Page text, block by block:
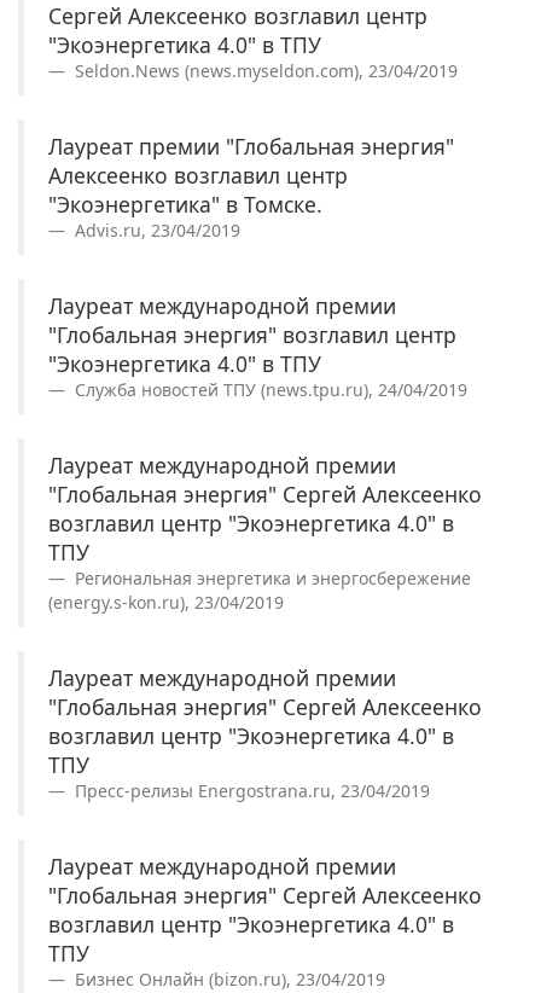
Сергей Алексеенко возглавил центр
"Экоэнергетика 4.0" в ТПУ
Seldon.News (news.myseldon.com), 23/04/2019
Лауреат премии "Глобальная энергия"
Алексеенко возглавил центр
"Экоэнергетика" в Томске.
Advis.ru, 23/04/2019
Лауреат международной премии
"Глобальная энергия" возглавил центр
"Экоэнергетика 4.0" в ТПУ
Служба новостей ТПУ (news.tpu.ru), 24/04/2019
Лауреат международной премии
"Глобальная энергия" Сергей Алексеенко
возглавил центр "Экоэнергетика 4.0" в
ТПУ
Региональная энергетика и энергосбережение
(energy.s-kon.ru), 23/04/2019
Лауреат международной премии
"Глобальная энергия" Сергей Алексеенко
возглавил центр "Экоэнергетика 4.0" в
ТПУ
Пресс-релизы Energostrana.ru, 23/04/2019
Лауреат международной премии
"Глобальная энергия" Сергей Алексеенко
возглавил центр "Экоэнергетика 4.0" в
ТПУ
Бизнес Онлайн (bizon.ru), 23/04/2019